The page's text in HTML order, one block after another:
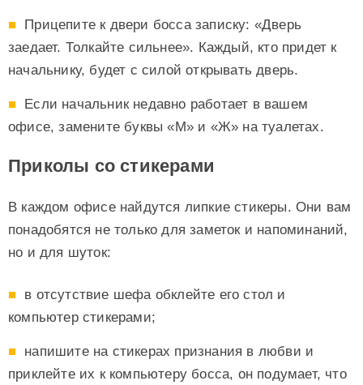
Прицепите к двери босса записку: «Дверь
заедает. Толкайте сильнее». Каждый, кто придет к
начальнику, будет с силой открывать дверь.
Если начальник недавно работает в вашем
офисе, замените буквы «М» и «Ж» на туалетах.
Приколы со стикерами
В каждом офисе найдутся липкие стикеры. Они вам
понадобятся не только для заметок и напоминаний,
но и для шуток:
в отсутствие шефа обклейте его стол и
компьютер стикерами;
напишите на стикерах признания в любви и
приклейте их к компьютеру босса, он подумает, что